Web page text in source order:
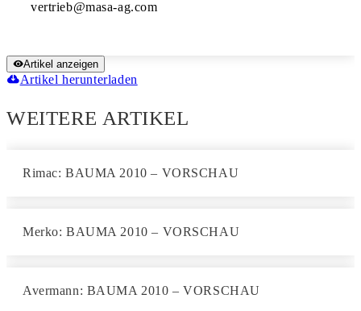
Artikel anzeigen
Artikel herunterladen
WEITERE ARTIKEL
Rimac: BAUMA 2010 – VORSCHAU
Merko: BAUMA 2010 – VORSCHAU
Avermann: BAUMA 2010 – VORSCHAU